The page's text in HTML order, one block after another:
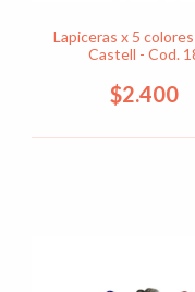
Lapiceras x 5
Castell - Cod.
$2.400